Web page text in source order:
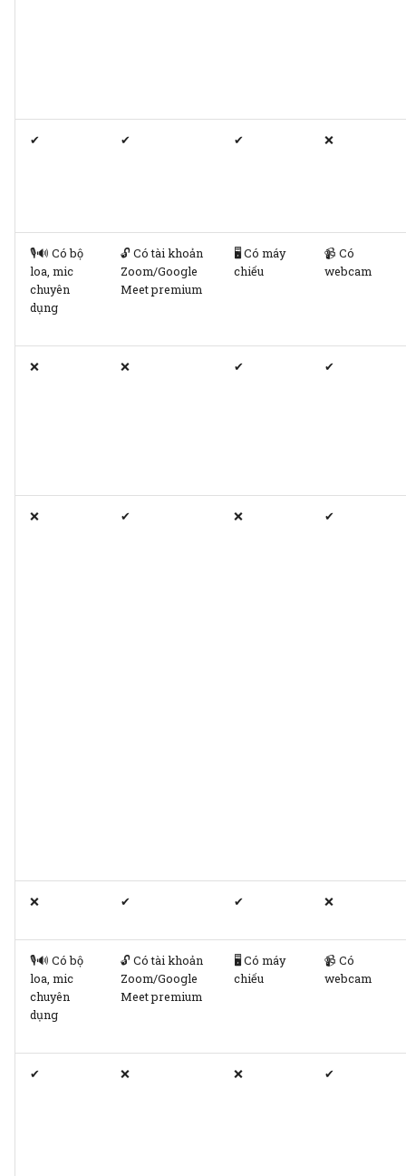
✔ ✔ ✔ ❌
🎙️🔊 Có bộ
loa, mic
chuyên
dụng
🔓 Có tài khoản
Zoom/Google
Meet premium
🖥️ Có máy
chiếu
📹 Có
webcam
❌ ❌ ✔ ✔
❌ ✔ ❌ ✔
❌ ✔ ✔ ❌
🎙️🔊 Có bộ
loa, mic
chuyên
dụng
🔓 Có tài khoản
Zoom/Google
Meet premium
🖥️ Có máy
chiếu
📹 Có
webcam
✔ ❌ ❌ ✔